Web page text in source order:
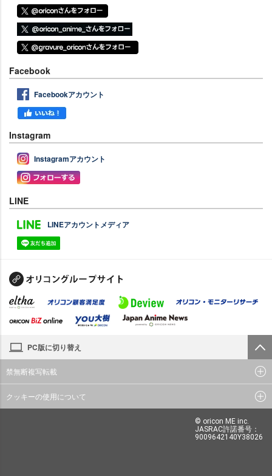
Facebook
Facebookアカウント
Instagram
Instagramアカウント
LINE
LINEアカウントメディア
PC版に切り替え
禁無断複写転載
クッキーの使用について
© oricon ME inc.
JASRAC許諾番号：
9009642140Y38026